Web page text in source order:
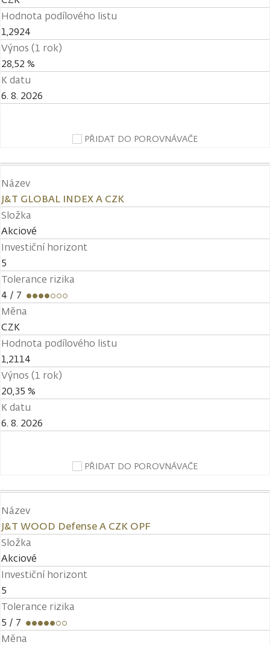
Hodnota podílového listu
1,2924
Výnos (1 rok)
28,52 %
K datu
6. 8. 2026
PŘIDAT DO POROVNÁVAČE
Název
J&T GLOBAL INDEX A CZK
Složka
Akciové
Investiční horizont
5
Tolerance rizika
4 / 7
Měna
CZK
Hodnota podílového listu
1,2114
Výnos (1 rok)
20,35 %
K datu
6. 8. 2026
PŘIDAT DO POROVNÁVAČE
Název
J&T WOOD Defense A CZK OPF
Složka
Akciové
Investiční horizont
5
Tolerance rizika
5 / 7
Měna